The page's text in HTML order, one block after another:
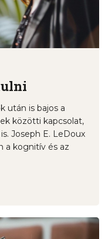
után is bajos a
közötti kapcsolat,
Joseph E. LeDoux
a kognitív és az